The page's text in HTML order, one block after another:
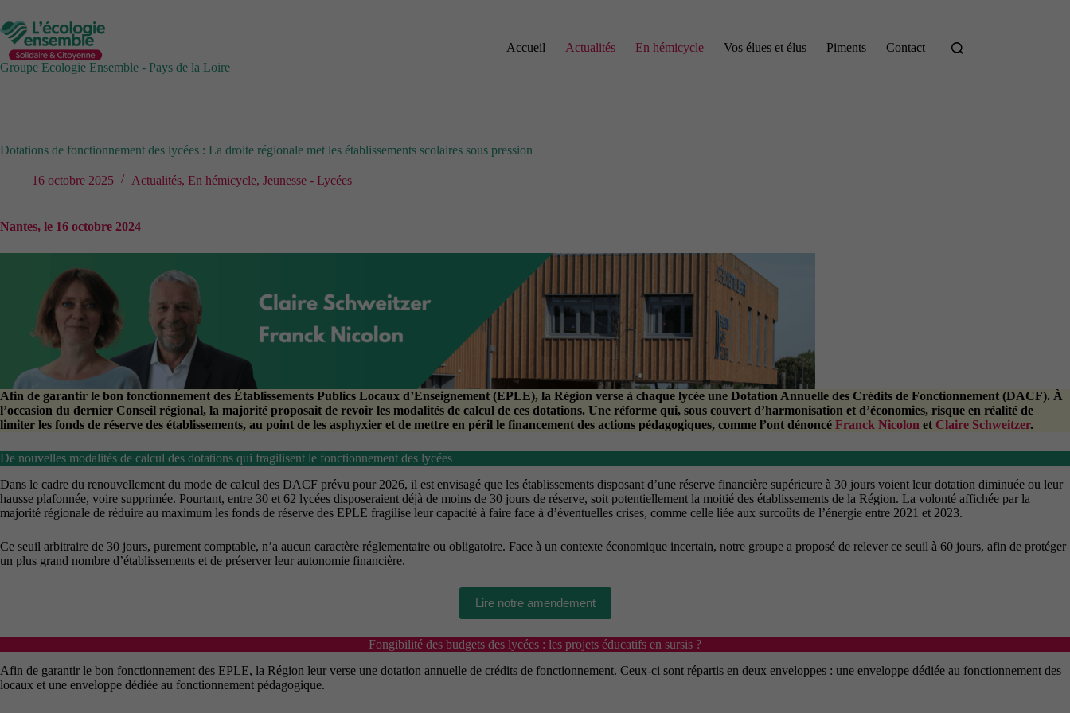
au
contenu
Groupe Ecologie Ensemble - Pays de la Loire
Accueil Actualités En hémicycle Vos élues et élus Piments Contact
Dotations de fonctionnement des lycées : La droite régionale met les établissements scolaires sous pression
16 octobre 2025 Actualités, En hémicycle, Jeunesse - Lycées
Nantes, le 16 octobre 2024
Afin de garantir le bon fonctionnement des Établissements Publics Locaux d’Enseignement (EPLE), la Région verse à chaque lycée une Dotation Annuelle des Crédits de Fonctionnement (DACF). À
l’occasion du dernier Conseil régional, la majorité proposait de revoir les modalités de calcul de ces dotations. Une réforme qui, sous couvert d’harmonisation et d’économies, risque en réalité de
limiter les fonds de réserve des établissements, au point de les asphyxier et de mettre en péril le financement des actions pédagogiques, comme l’ont dénoncé Franck Nicolon et Claire Schweitzer.
De nouvelles modalités de calcul des dotations qui fragilisent le fonctionnement des lycées
Dans le cadre du renouvellement du mode de calcul des DACF prévu pour 2026, il est envisagé que les établissements disposant d’une réserve financière supérieure à 30 jours voient leur dotation diminuée ou leur
hausse plafonnée, voire supprimée. Pourtant, entre 30 et 62 lycées disposeraient déjà de moins de 30 jours de réserve, soit potentiellement la moitié des établissements de la Région. La volonté affichée par la
majorité régionale de réduire au maximum les fonds de réserve des EPLE fragilise leur capacité à faire face à d’éventuelles crises, comme celle liée aux surcoûts de l’énergie entre 2021 et 2023.
Ce seuil arbitraire de 30 jours, purement comptable, n’a aucun caractère réglementaire ou obligatoire. Face à un contexte économique incertain, notre groupe a proposé de relever ce seuil à 60 jours, afin de protéger
un plus grand nombre d’établissements et de préserver leur autonomie financière.
Lire notre amendement
Fongibilité des budgets des lycées : les projets éducatifs en sursis ?
Afin de garantir le bon fonctionnement des EPLE, la Région leur verse une dotation annuelle de crédits de fonctionnement. Ceux-ci sont répartis en deux enveloppes : une enveloppe dédiée au fonctionnement des
locaux et une enveloppe dédiée au fonctionnement pédagogique.